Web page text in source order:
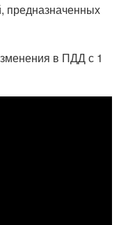
предназначенных
в ПДД с 1